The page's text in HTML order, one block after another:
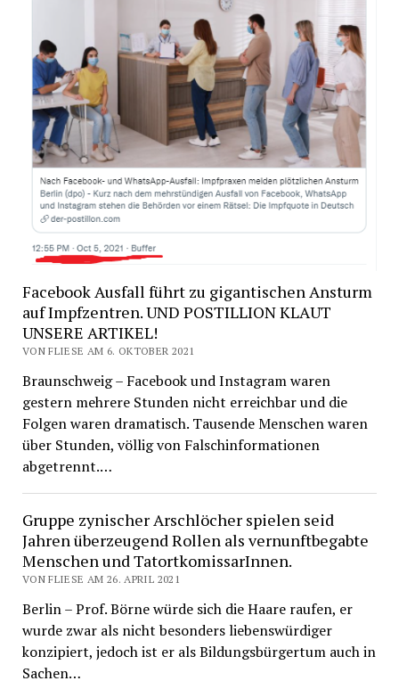
Facebook Ausfall führt zu gigantischen Ansturm
auf Impfzentren. UND POSTILLION KLAUT
UNSERE ARTIKEL!
VON FLIESE AM 6. OKTOBER 2021
Braunschweig – Facebook und Instagram waren
gestern mehrere Stunden nicht erreichbar und die
Folgen waren dramatisch. Tausende Menschen waren
über Stunden, völlig von Falschinformationen
abgetrennt.…
Gruppe zynischer Arschlöcher spielen seid
Jahren überzeugend Rollen als vernunftbegabte
Menschen und TatortkomissarInnen.
VON FLIESE AM 26. APRIL 2021
Berlin – Prof. Börne würde sich die Haare raufen, er
wurde zwar als nicht besonders liebenswürdiger
konzipiert, jedoch ist er als Bildungsbürgertum auch in
Sachen…